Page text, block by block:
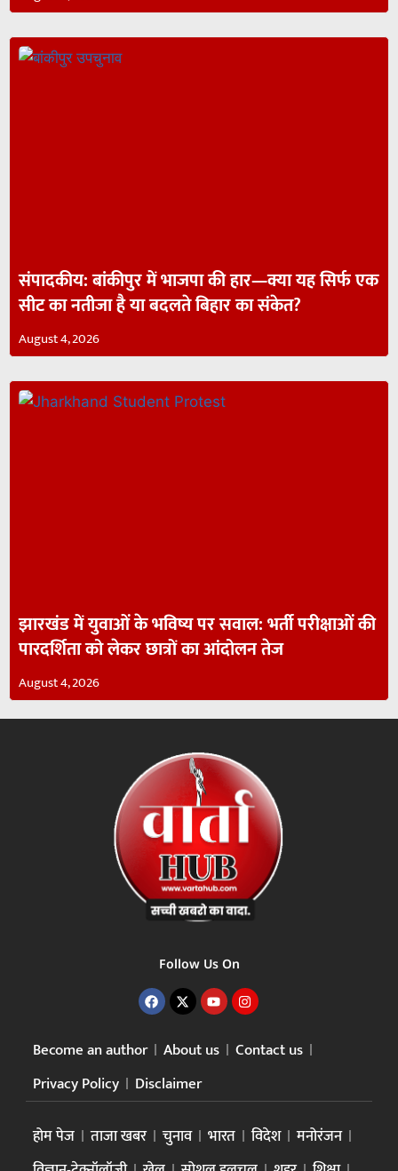
संपादकीय: बांकीपुर में भाजपा की हार—क्या यह सिर्फ एक
सीट का नतीजा है या बदलते बिहार का संकेत?
August 4, 2026
झारखंड में युवाओं के भविष्य पर सवाल: भर्ती परीक्षाओं की
पारदर्शिता को लेकर छात्रों का आंदोलन तेज
August 4, 2026
Follow Us On
Become an author About us
Contact us
Privacy Policy
Disclaimer
होम पेज ताजा खबर चुनाव भारत विदेश
मनोरंजन